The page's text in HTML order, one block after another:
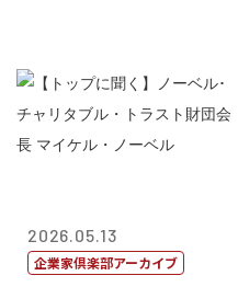
2026.05.13
企業家倶楽部アーカイブ